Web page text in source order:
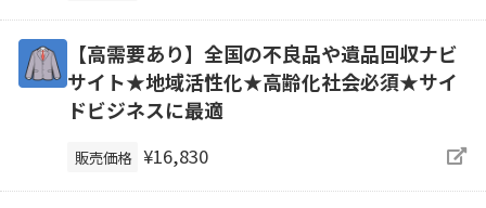
【高需要あり】全国の不良品や遺品回収ナビ
サイト★地域活性化★高齢化社会必須★サイ
ドビジネスに最適
販売価格 ¥16,830